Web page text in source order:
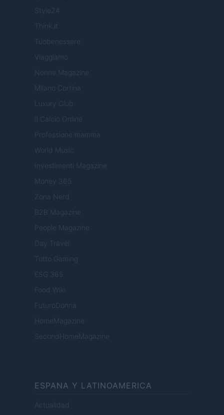
Style24
Think.it
Tuobenessere
Viaggiamo
Nonne Magazine
Milano Cortina
Luxury Club
Il Calcio Online
Professione mamma
World Music
Investimenti Magazine
Money 365
Zona Nerd
B2B Magazine
People Magazine
Day Travel
Tutto Gaming
ESG 365
Food Wiki
FuturoDonna
HomeMagazine
SecondHomeMagazine
ESPANA Y LATINOAMERICA
Actualidad